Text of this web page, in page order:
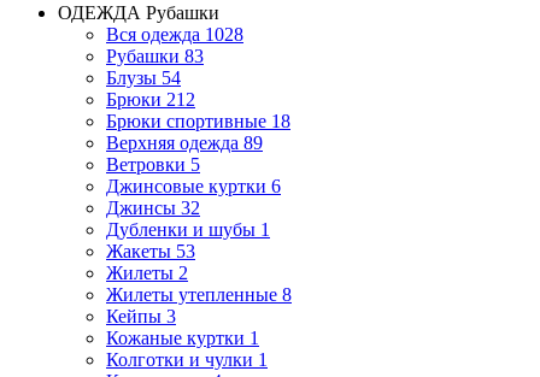
ОДЕЖДА Рубашки
Вся одежда 1028
Рубашки 83
Блузы 54
Брюки 212
Брюки спортивные 18
Верхняя одежда 89
Ветровки 5
Джинсовые куртки 6
Джинсы 32
Дубленки и шубы 1
Жакеты 53
Жилеты 2
Жилеты утепленные 8
Кейпы 3
Кожаные куртки 1
Колготки и чулки 1